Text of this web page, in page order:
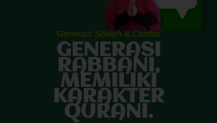
"Generasi Shaleh & Cerdas"
GENERASI
RABBANI,
MEMILIKI
KARAKTER
QURANI.